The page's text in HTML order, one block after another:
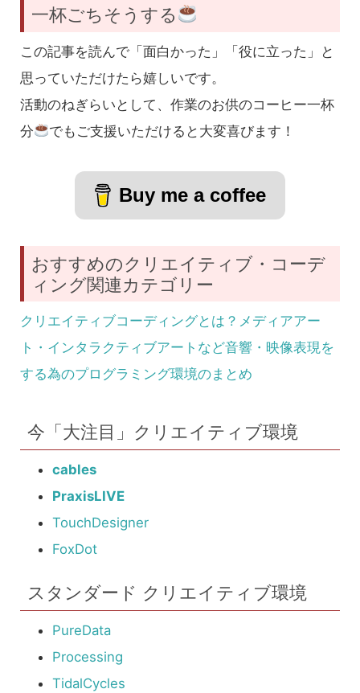
一杯ごちそうする
この記事を読んで「面白かった」「役に立った」と
思っていただけたら嬉しいです。
活動のねぎらいとして、作業のお供のコーヒー一杯
分
でもご支援いただけると大変喜びます！
Buy me a coffee
おすすめのクリエイティブ・コーデ
ィング関連カテゴリー
クリエイティブコーディングとは？メディアアー
ト・インタラクティブアートなど音響・映像表現を
する為のプログラミング環境のまとめ
今「大注目」クリエイティブ環境
cables
PraxisLIVE
TouchDesigner
FoxDot
スタンダード クリエイティブ環境
PureData
Processing
TidalCycles